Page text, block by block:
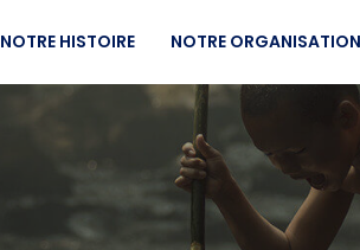
NOTRE HISTOIRE
NOTRE ORGANISATION